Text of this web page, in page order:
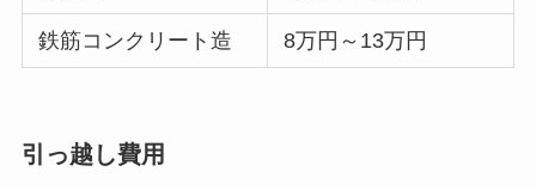
鉄筋コンクリート造 8万円～13万円
引っ越し費用